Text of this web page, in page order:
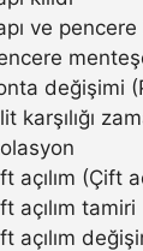
ve
değişimi
karşılığı
açılım (Çift
açılım tamiri
açılım